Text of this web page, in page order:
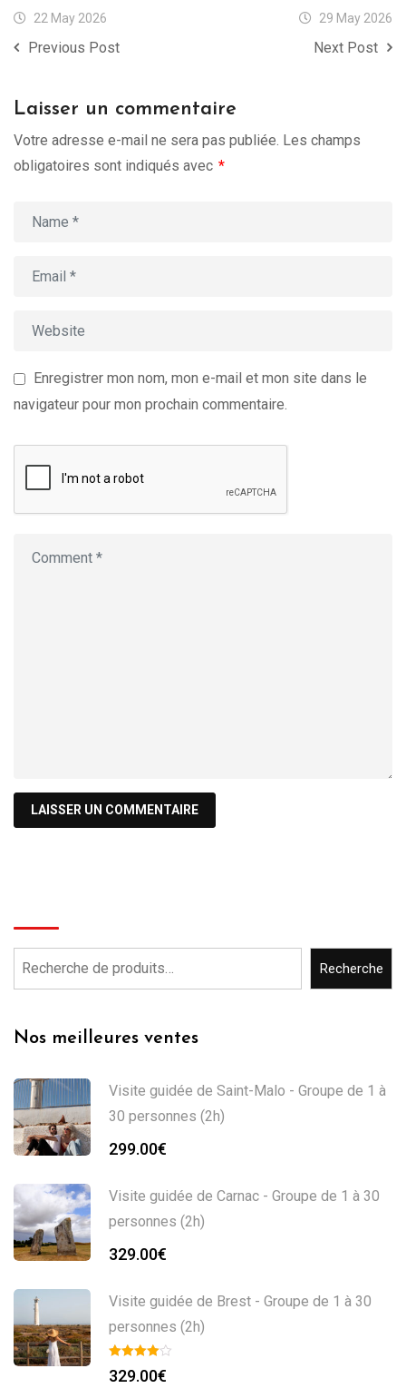
22 May 2026
Previous Post
29 May 2026
Next Post
Laisser un commentaire
Votre adresse e-mail ne sera pas publiée. Les champs
obligatoires sont indiqués avec *
Enregistrer mon nom, mon e-mail et mon site dans le
navigateur pour mon prochain commentaire.
Recherche
Nos meilleures ventes
Visite guidée de Saint-Malo - Groupe de 1 à
30 personnes (2h)
299.00€
Visite guidée de Carnac - Groupe de 1 à 30
personnes (2h)
329.00€
Visite guidée de Brest - Groupe de 1 à 30
personnes (2h)
329.00€